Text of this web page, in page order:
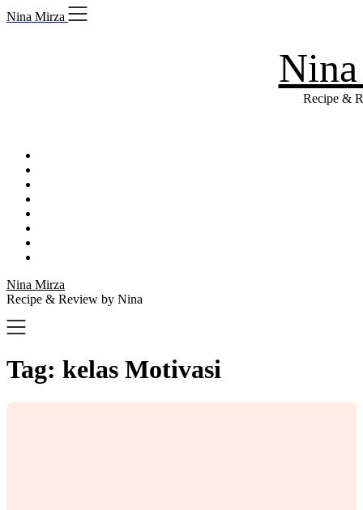
Skip
to
Nina Mirza
Recipe &
Nina Mirza
Recipe & Review by Nina
Tag: kelas Motivasi